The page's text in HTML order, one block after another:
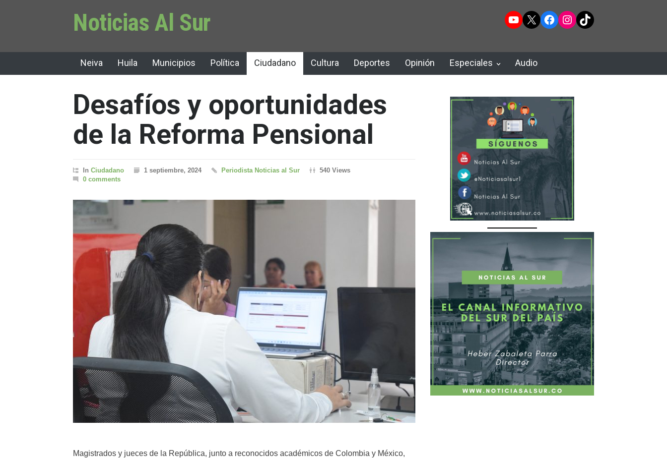
Noticias Al Sur YouTube
X Facebook
Instagram
TikTok
Neiva Huila Municipios Política Ciudadano Cultura Deportes Opinión Especiales Audio
Desafíos y oportunidades
de la Reforma Pensional
In Ciudadano 1 septiembre, 2024 Periodista Noticias al Sur
540 Views
0 comments
Magistrados y jueces de la República, junto a reconocidos académicos de Colombia y México,